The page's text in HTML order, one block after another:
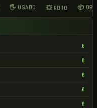
🖐 USADO 💥 ROTO 📦
0
0
0
0
0